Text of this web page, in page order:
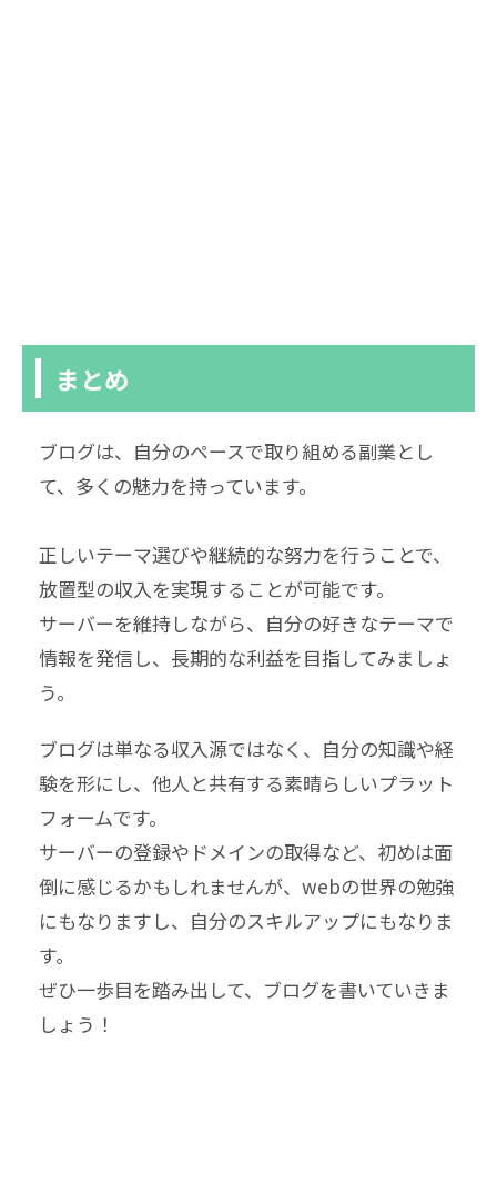
まとめ
ブログは、自分のペースで取り組める副業とし
て、多くの魅力を持っています。
正しいテーマ選びや継続的な努力を行うことで、
放置型の収入を実現することが可能です。
サーバーを維持しながら、自分の好きなテーマで
情報を発信し、長期的な利益を目指してみましょ
う。
ブログは単なる収入源ではなく、自分の知識や経
験を形にし、他人と共有する素晴らしいプラット
フォームです。
サーバーの登録やドメインの取得など、初めは面
倒に感じるかもしれませんが、webの世界の勉強
にもなりますし、自分のスキルアップにもなりま
す。
ぜひ一歩目を踏み出して、ブログを書いていきま
しょう！